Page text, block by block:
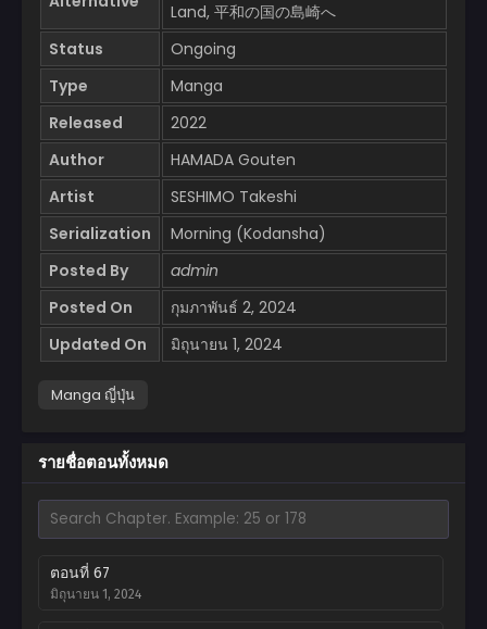
Land, 平和の国の島崎へ
Status
Ongoing
Type
Manga
Released
2022
Author
HAMADA Gouten
Artist
SESHIMO Takeshi
Serialization
Morning (Kodansha)
Posted By
admin
Posted On
กุมภาพันธ์ 2, 2024
Updated On
มิถุนายน 1, 2024
Manga ญี่ปุ่น
รายชื่อตอนทั้งหมด
ตอนที่ 67
มิถุนายน 1, 2024